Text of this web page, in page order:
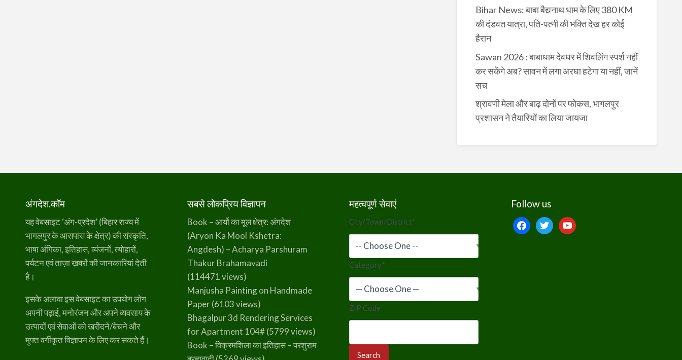
Bihar News: बाबा बैद्यनाथ धाम के लिए 380 KM
की दंडवत यात्रा, पति-पत्नी की भक्ति देख हर कोई
हैरान
Sawan 2026 : बाबाधाम देवघर में शिवलिंग स्पर्श नहीं
कर सकेंगे अब? सावन में लगा अरघा हटेगा या नहीं, जानें
सच
श्रावणी मेला और बाढ़ दोनों पर फोकस, भागलपुर
प्रशासन ने तैयारियों का लिया जायजा
अंगदेश.कॉम
यह वेबसाइट ‘अंग-प्रदेश’ (बिहार राज्य में
भागलपुर के आसपास के क्षेत्र) की संस्कृति,
भाषा अंगिका, इतिहास, व्यंजनों, त्योहारों,
पर्यटन एवं ताज़ा ख़बरों की जानकारियां देती
है।
इसके अलावा इस वेबसाइट का उपयोग लोग
अपनी पढ़ाई, मनोरंजन और अपने व्यवसाय के
उत्पादों एवं सेवाओं को खरीदने/बेचने और
मुफ्त वर्गीकृत विज्ञापन के लिए कर सकते हैं।
सबसे लोकप्रिय विज्ञापन
Book – आर्यो का मूल क्षेत्र: अंगदेश
(Aryon Ka Mool Kshetra:
Angdesh) – Acharya Parshuram
Thakur Brahamavadi
(114471 views)
Manjusha Painting on Handmade
Paper(6103 views)
Bhagalpur 3d Rendering Services
for Apartment 104#(5799 views)
Book – विक्रमशिला का इतिहास – परशुराम
महत्वपूर्ण सेवाएं
City/Town/District*
Category*
ZIP Code
Follow us
facebooktwitteryoutube